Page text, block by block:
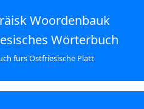
Woordenbauk
Wörterbuch
fürs Ostfriesische Platt